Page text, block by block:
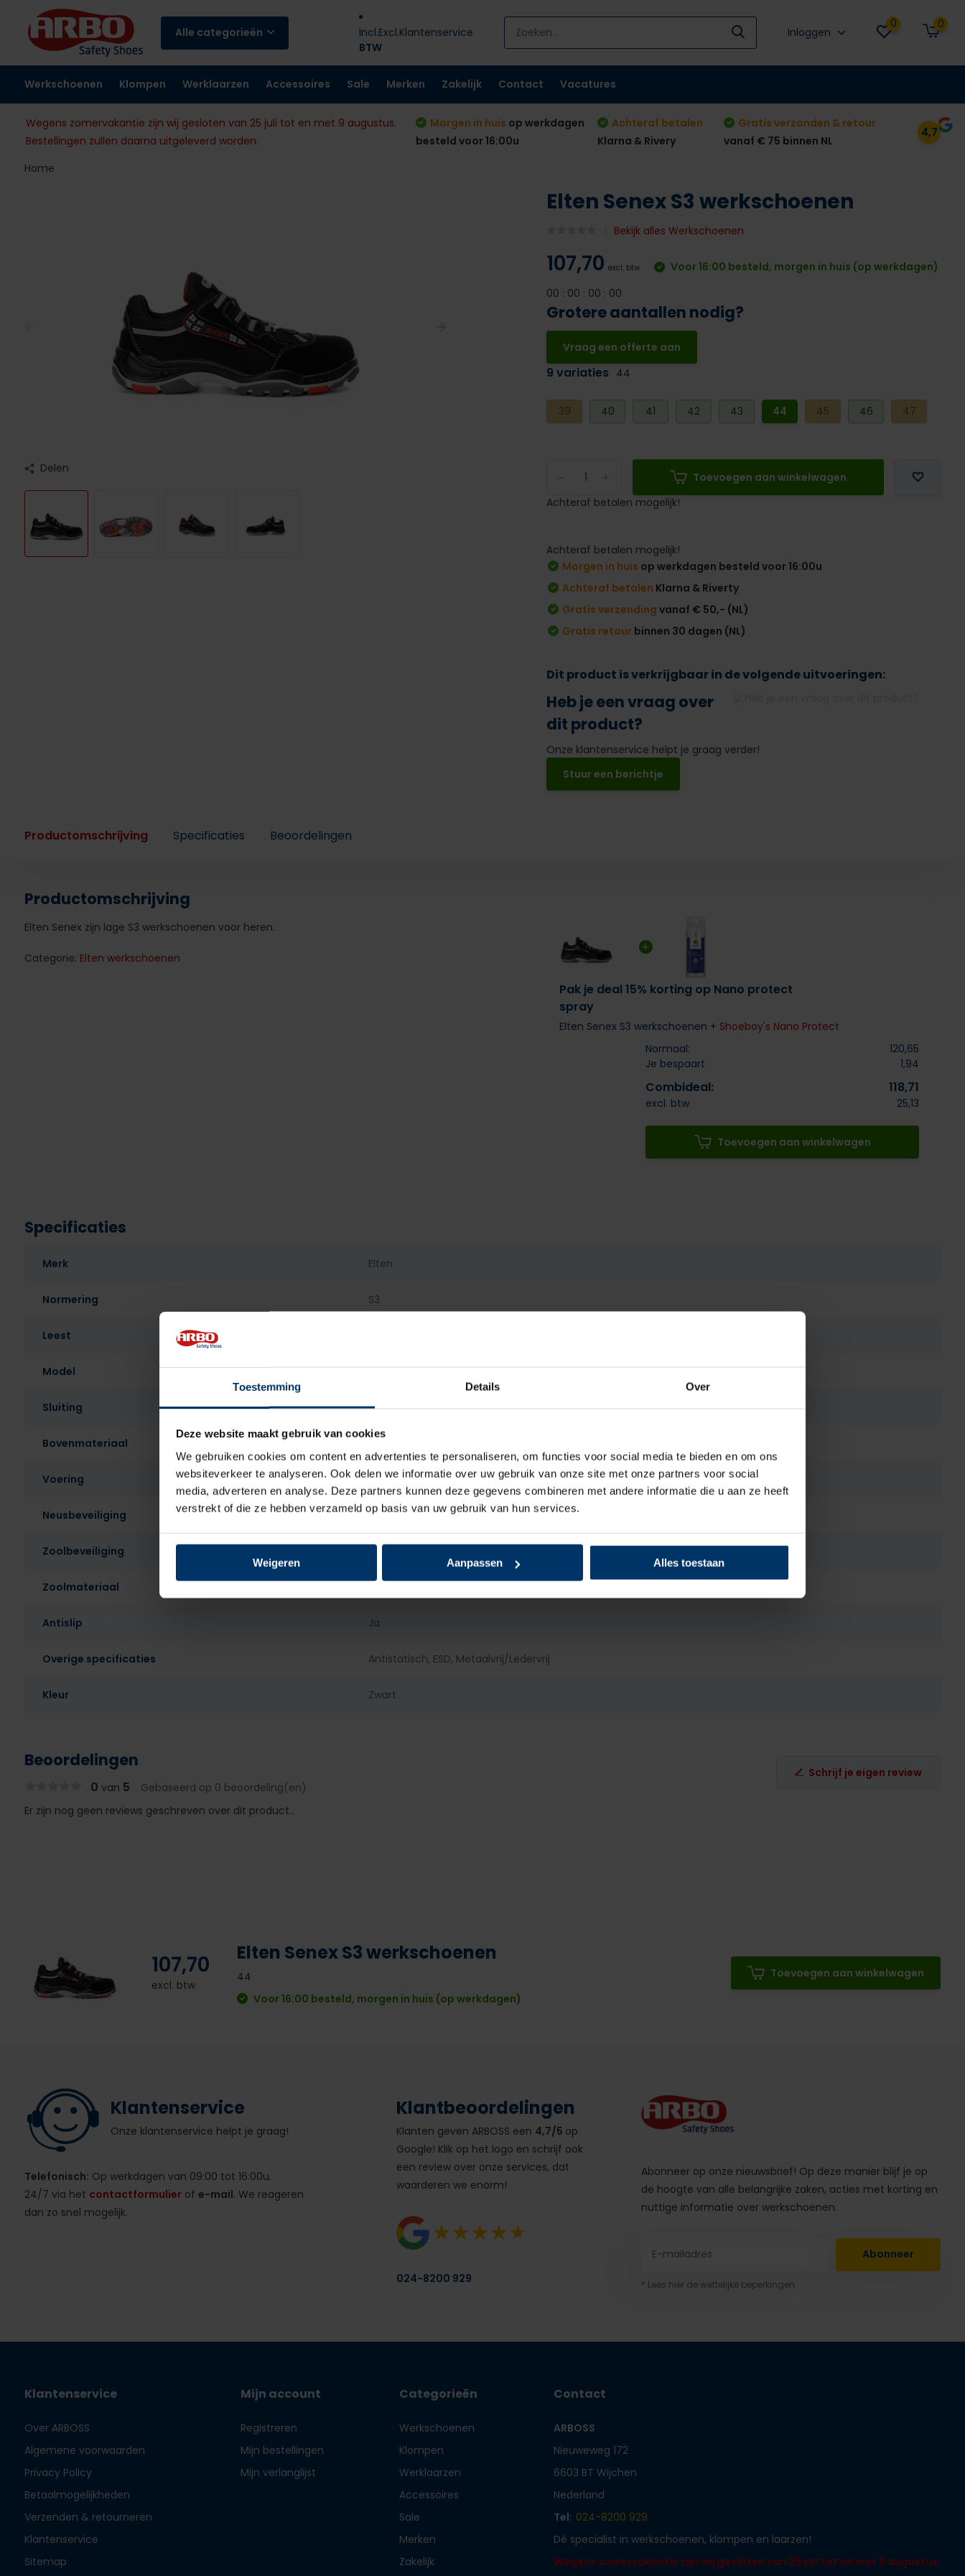
Toestemming Details Over
Deze website maakt gebruik van cookies
We gebruiken cookies om content en advertenties te personaliseren, om functies voor social media te bieden en om ons
websiteverkeer te analyseren. Ook delen we informatie over uw gebruik van onze site met onze partners voor social
media, adverteren en analyse. Deze partners kunnen deze gegevens combineren met andere informatie die u aan ze heeft
verstrekt of die ze hebben verzameld op basis van uw gebruik van hun services.
Weigeren Aanpassen Alles toestaan
Alle categorieën Incl.Excl.
BTW
Klantenservice Inloggen
0 0
Werkschoenen Klompen Werklaarzen Accessoires Sale Merken Zakelijk Contact Vacatures
Wegens zomervakantie zijn wij gesloten van 25 juli tot en met 9 augustus.
Bestellingen zullen daarna uitgeleverd worden.
Morgen in huis op werkdagen
besteld voor 16:00u
Achteraf betalen
Klarna & Rivery
Gratis verzonden & retour
vanaf € 75 binnen NL
4,7
Home
Delen
Elten Senex S3 werkschoenen
Bekijk alles Werkschoenen
107,70 excl. btw
Voor 16:00 besteld, morgen in huis (op werkdagen)
00 : 00 : 00 : 00
Grotere aantallen nodig?
Vraag een offerte aan
9 variaties 44
39 40 41 42 43 44 45 46 47
Toevoegen aan winkelwagen
Achteraf betalen mogelijk!
Achteraf betalen mogelijk!
Morgen in huis op werkdagen besteld voor 16:00u
Achteraf betalen Klarna & Riverty
Gratis verzending vanaf € 50,- (NL)
Gratis retour binnen 30 dagen (NL)
Dit product is verkrijgbaar in de volgende uitvoeringen:
Heb je een vraag over
dit product?
Onze klantenservice helpt je graag verder!
Stuur een berichtje
Productomschrijving Specificaties Beoordelingen
Productomschrijving
Elten Senex zijn lage S3 werkschoenen voor heren.
Categorie: Elten werkschoenen
Pak je deal 15% korting op Nano protect
spray
Elten Senex S3 werkschoenen + Shoeboy's Nano Protect
Normaal:
120,65
Je bespaart
1,94
Combideal: 118,71
excl. btw 25,13
Toevoegen aan winkelwagen
Specificaties
Merk Elten
Normering S3
Leest
Model Laag
Sluiting Veter
Bovenmateriaal
Voering Textiel
Neusbeveiliging Kunststof
Zoolbeveiliging Kunststof
Zoolmateriaal
Antislip Ja
Overige specificaties Antistatisch, ESD, Metaalvrij/Ledervrij
Kleur Zwart
Beoordelingen
0 van 5 Gebaseerd op 0 beoordeling(en)
Schrijf je eigen review
Er zijn nog geen reviews geschreven over dit product..
107,70
excl. btw
Elten Senex S3 werkschoenen
44
Voor 16:00 besteld, morgen in huis (op werkdagen)
Toevoegen aan winkelwagen
Klantenservice
Onze klantenservice helpt je graag!
Telefonisch: Op werkdagen van 09:00 tot 16:00u.
24/7 via het contactformulierof e-mail. We reageren
dan zo snel mogelijk.
Klantbeoordelingen
Klanten geven ARBOSS een 4,7/5 op
Google! Klik op het logo en schrijf ook
een review over onze services, dat
waarderen we enorm!
024-8200 929
Abonneer op onze nieuwsbrief! Op deze manier blijf je op
de hoogte van alle belangrijke zaken, acties met korting en
nuttige informatie over werkschoenen.
Abonneer
* Lees hier de wettelijke beperkingen
Klantenservice
Over ARBOSS
Algemene voorwaarden
Privacy Policy
Betaalmogelijkheden
Verzenden & retourneren
Klantenservice
Sitemap
Mijn account
Registreren
Mijn bestellingen
Mijn verlanglijst
Categorieën
Werkschoenen
Klompen
Werklaarzen
Accessoires
Sale
Merken
Zakelijk
Contact
ARBOSS
Nieuweweg 172
6603 BT Wijchen
Nederland
Tel: 024-8200 929
Dé specialist in werkschoenen, klompen en laarzen!
Wegens zomervakantie zijn wij gesloten van 25 juli tot en met 9 augustus.